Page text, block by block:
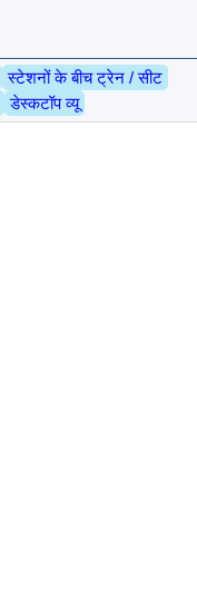
स्टेशनों के बीच ट्रेन / सीट
डेस्कटॉप व्यू